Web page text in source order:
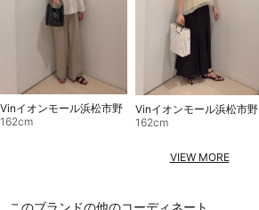
Vinイオンモール浜松市野
162cm
Vinイオンモール浜松市野
162cm
VIEW MORE
このブランドの他のコーディネート